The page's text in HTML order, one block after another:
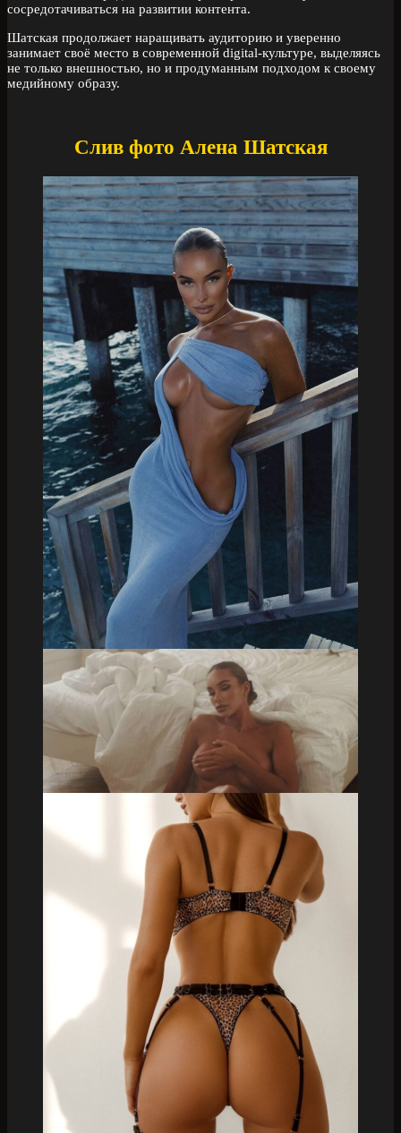
сосредотачиваться на развитии контента.
Шатская продолжает наращивать аудиторию и уверенно
занимает своё место в современной digital-культуре, выделяясь
не только внешностью, но и продуманным подходом к своему
медийному образу.
Слив фото Алена Шатская